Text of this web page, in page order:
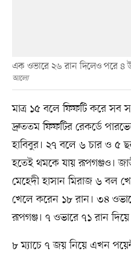
এক ওভারে ২৬ রান দিলেও পরে ৪
আলো
মাত্র ১৫ বলে ফিফটি করে সব
দ্রুততম ফিফটির রেকর্ডে
হাবিবুর। ২৭ বলে ৬ চার ও ৫
হতেই থমকে যায় রূপগঞ্জও।
মেহেদী হাসান মিরাজ ৬ বল
খেলে করেন ১৮ রান। ৩৪
রূপগঞ্জ। ৭ ওভারে ৭১ রান
৮ ম্যাচে ৭ জয় নিয়ে এখন